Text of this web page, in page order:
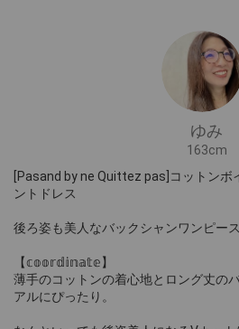
ゆみ
163cm
[Pasand by ne Quittez pas]コットンボ
ントドレス
後ろ姿も美人なバックシャンワンピース
【𝕔𝕠𝕠𝕣𝕕𝕚𝕟𝕒𝕥𝕖】
薄手のコットンの着心地とロング丈の
アルにぴったり。